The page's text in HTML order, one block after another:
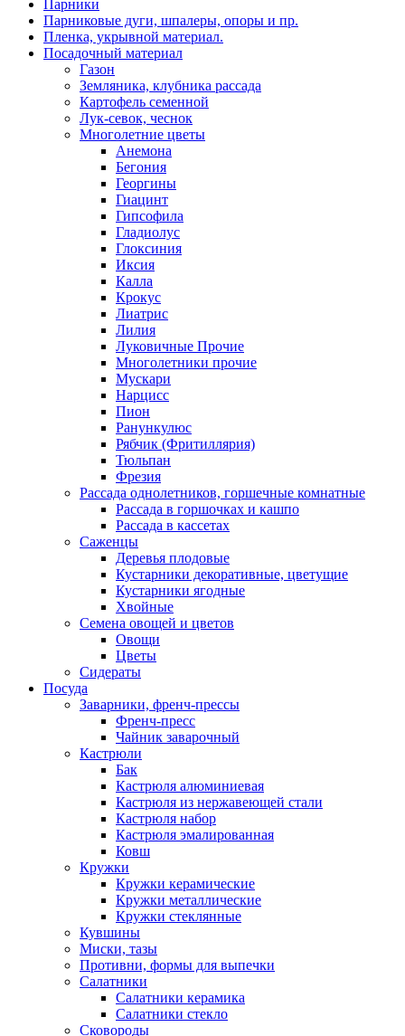
Парники
Парниковые дуги, шпалеры, опоры и пр.
Пленка, укрывной материал.
Посадочный материал
Газон
Земляника, клубника рассада
Картофель семенной
Лук-севок, чеснок
Многолетние цветы
Анемона
Бегония
Георгины
Гиацинт
Гипсофила
Гладиолус
Глоксиния
Иксия
Калла
Крокус
Лиатрис
Лилия
Луковичные Прочие
Многолетники прочие
Мускари
Нарцисс
Пион
Ранункулюс
Рябчик (Фритиллярия)
Тюльпан
Фрезия
Рассада однолетников, горшечные комнатные
Рассада в горшочках и кашпо
Рассада в кассетах
Саженцы
Деревья плодовые
Кустарники декоративные, цветущие
Кустарники ягодные
Хвойные
Семена овощей и цветов
Овощи
Цветы
Сидераты
Посуда
Заварники, френч-прессы
Френч-пресс
Чайник заварочный
Кастрюли
Бак
Кастрюля алюминиевая
Кастрюля из нержавеющей стали
Кастрюля набор
Кастрюля эмалированная
Ковш
Кружки
Кружки керамические
Кружки металлические
Кружки стеклянные
Кувшины
Миски, тазы
Противни, формы для выпечки
Салатники
Салатники керамика
Салатники стекло
Сковороды